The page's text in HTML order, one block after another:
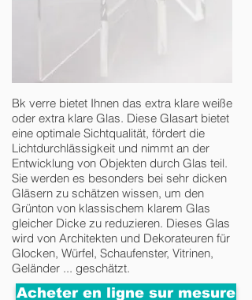
Bk verre bietet Ihnen das extra klare weiße
oder extra klare Glas. Diese Glasart bietet
eine optimale Sichtqualität, fördert die
Lichtdurchlässigkeit und nimmt an der
Entwicklung von Objekten durch Glas teil.
Sie werden es besonders bei sehr dicken
Gläsern zu schätzen wissen, um den
Grünton von klassischem klarem Glas
gleicher Dicke zu reduzieren. Dieses Glas
wird von Architekten und Dekorateuren für
Glocken, Würfel, Schaufenster, Vitrinen,
Geländer ... geschätzt.
Acheter en ligne sur mesure